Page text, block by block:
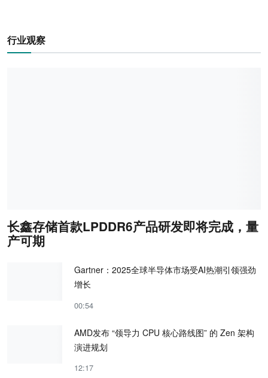
行业观察
长鑫存储首款LPDDR6产品研发即将完成，量
产可期
Gartner：2025全球半导体市场受AI热潮引领强劲
增长
00:54
AMD发布 “领导力 CPU 核心路线图” 的 Zen 架构
演进规划
12:17